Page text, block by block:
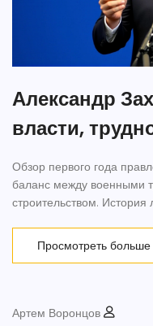
Александр
власти,
Обзор первого года
баланс между военными
строительством.
Просмотреть больше
Артем Воронцов